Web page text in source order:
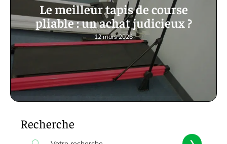
Le meilleur tapis de course
pliable : un achat judicieux ?
12 mars 2026
Recherche